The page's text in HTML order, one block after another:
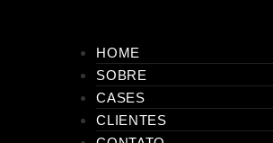
HOME
SOBRE
CASES
CLIENTES